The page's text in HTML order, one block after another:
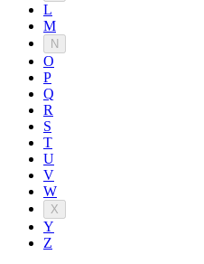
L
M
N
O
P
Q
R
S
T
U
V
W
X
Y
Z